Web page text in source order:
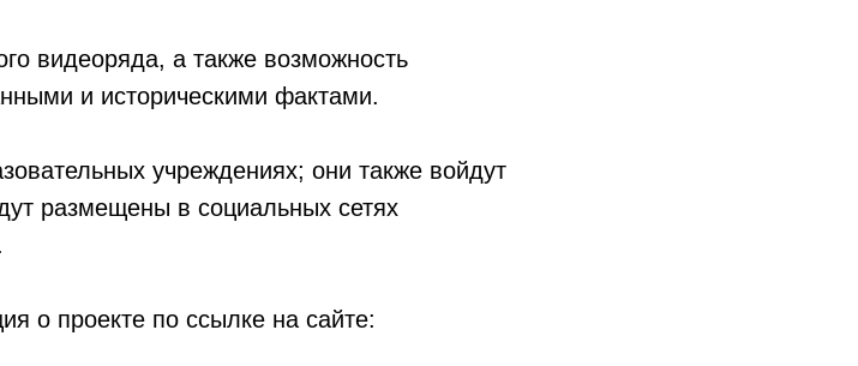
видеоряда, а также возможность
и историческими фактами.
учреждениях; они также войдут
размещены в социальных сетях
о проекте по ссылке на сайте: